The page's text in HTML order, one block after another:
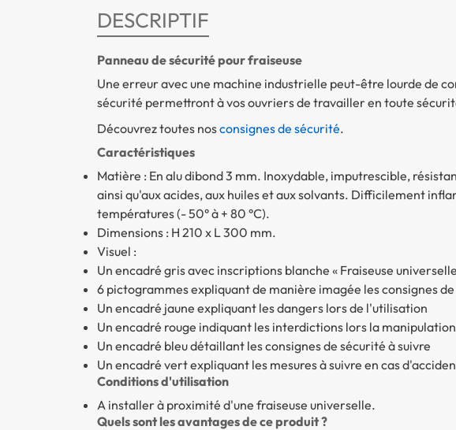
DESCRIPTIF
Panneau de sécurité pour fraiseuse
Une erreur avec une machine industrielle peut-être lourde de
sécurité permettront à vos ouvriers de travailler en toute
Découvrez toutes nosconsignes de sécurité.
Caractéristiques
Matière : En alu dibond 3 mm. Inoxydable, imputrescible,
ainsi qu'aux acides, aux huiles et aux solvants. Difficilement
températures (- 50° à + 80 °C).
Dimensions : H 210 x L 300 mm.
Visuel :
Un encadré gris avec inscriptions blanche « Fraiseuse
6 pictogrammes expliquant de manière imagée les consignes
Un encadré jaune expliquant les dangers lors de l'utilisation
Un encadré rouge indiquant les interdictions lors la
Un encadré bleu détaillant les consignes de sécurité à suivre
Un encadré vert expliquant les mesures à suivre en cas
Conditions d'utilisation
A installer à proximité d'une fraiseuse universelle.
Quels sont les avantages de ce produit ?